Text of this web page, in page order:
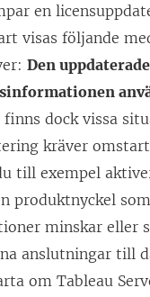
en
visas följande
: Den uppdaterade
finns dock vissa
kräver
till exempel
produktnyckel
minskar eller
anslutningar till
om Tableau